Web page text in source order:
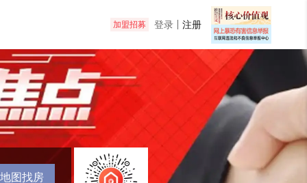
加盟招募 登录 注册
地图找房